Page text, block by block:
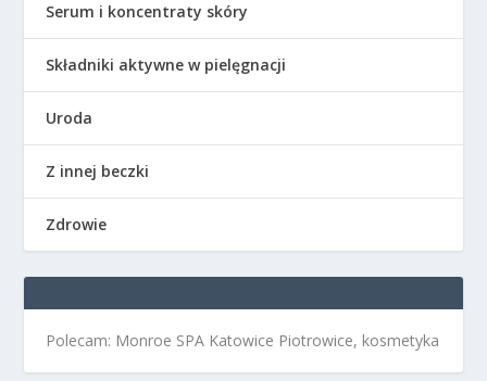
Serum i koncentraty skóry
Składniki aktywne w pielęgnacji
Uroda
Z innej beczki
Zdrowie
Polecam: Monroe SPA Katowice Piotrowice, kosmetyka